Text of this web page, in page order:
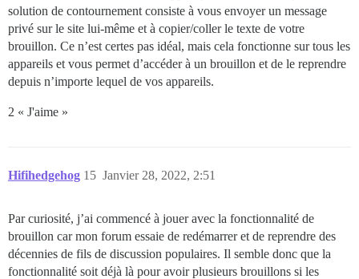
solution de contournement consiste à vous envoyer un message
privé sur le site lui-même et à copier/coller le texte de votre
brouillon. Ce n’est certes pas idéal, mais cela fonctionne sur tous les
appareils et vous permet d’accéder à un brouillon et de le reprendre
depuis n’importe lequel de vos appareils.
2 « J'aime »
Hifihedgehog Janvier 28, 2022, 2:51
15
Par curiosité, j’ai commencé à jouer avec la fonctionnalité de
brouillon car mon forum essaie de redémarrer et de reprendre des
décennies de fils de discussion populaires. Il semble donc que la
fonctionnalité soit déjà là pour avoir plusieurs brouillons si les